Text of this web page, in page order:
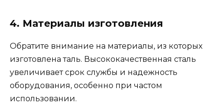
4. Материалы изготовления
Обратите внимание на материалы, из которых
изготовлена таль. Высококачественная сталь
увеличивает срок службы и надежность
оборудования, особенно при частом
использовании.